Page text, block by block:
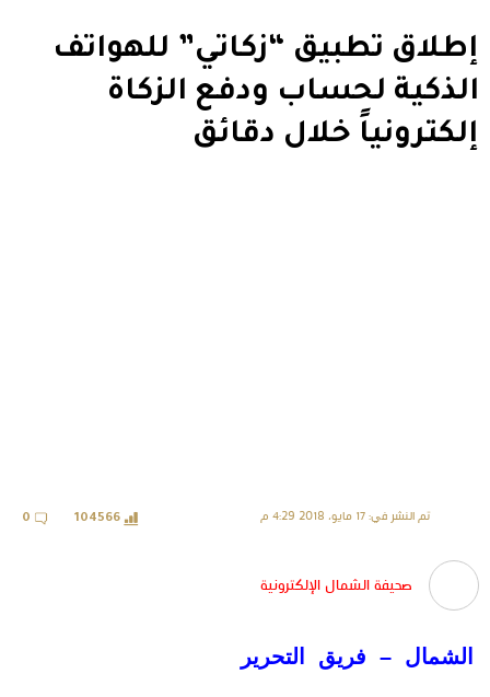
إطلاق تطبيق “زكاتي” للهواتف
الذكية لحساب ودفع الزكاة
إلكترونياً خلال دقائق
تم النشر في: 17 مايو، 2018 4:29 م 104566
0
صحيفة الشمال الإلكترونية
الشمال – فريق التحرير